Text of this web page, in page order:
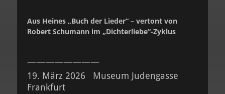
Aus Heines „Buch der Lieder“ – vertont von
Robert Schumann im „Dichterliebe“-Zyklus
————————
19. März 2026 Museum Judengasse
Frankfurt